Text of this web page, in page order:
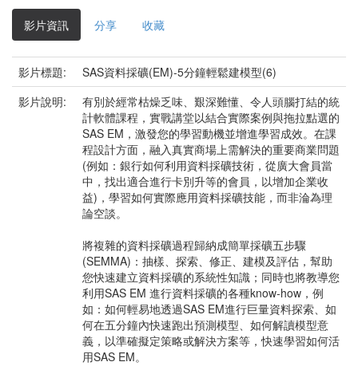
影片資訊 分享 收藏
影片標題:
SAS資料採礦(EM)-5分鐘輕鬆建模型(6)
影片說明:
有別於經常枯燥乏味、艱深難懂、令人頭腦打結的統
計軟體課程，實戰講堂以結合實際案例與拖拉點選的
SAS EM，激發您的學習動機並增進學習成效。在課
程設計方面，融入真實商場上需解決的重要商業問題
(例如：銀行如何利用資料採礦技術，從廣大會員當
中，找出適合進行卡別升等的會員，以增加企業收
益)，學習如何實際應用資料採礦技能，而非淪為理
論空談。
將複雜的資料採礦過程歸納成簡單採礦五步驟
(SEMMA)：抽樣、探索、修正、建模及評估，幫助
您快速建立資料採礦的系統性知識；同時也將教導您
利用SAS EM 進行資料採礦的各種know-how，例
如：如何輕易地透過SAS EM進行巨量資料探索、如
何在五分鐘內快速跑出預測模型、如何解讀模型意
義，以準確擬定策略或解決方案等，快速學習如何活
用SAS EM。